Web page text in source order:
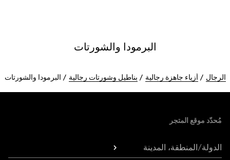
البرمودا والشورتات
الرجال أزياء جاهزة رجالية بناطيل وشورتات رجالية البرمودا والشورتات
مُحدّد موقع المتجر
الدولة/المنطقة، المدينة